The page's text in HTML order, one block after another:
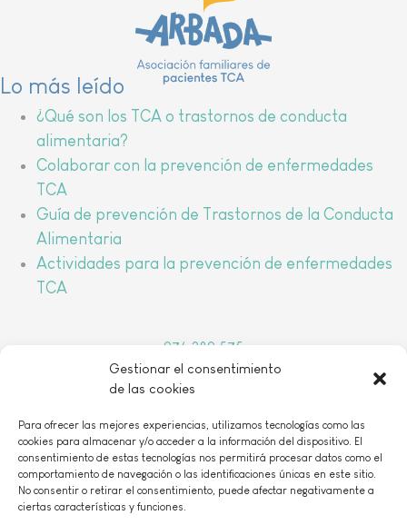
Gestionar el consentimiento
de las cookies
Para ofrecer las mejores experiencias, utilizamos tecnologías como las
cookies para almacenar y/o acceder a la información del dispositivo. El
consentimiento de estas tecnologías nos permitirá procesar datos como el
comportamiento de navegación o las identificaciones únicas en este sitio.
No consentir o retirar el consentimiento, puede afectar negativamente a
ciertas características y funciones.
976 389 575
arbada@arbada.org
C/Coso, 157, 1oB 50001 Zaragoza
Lo más leído
¿Qué son los TCA o trastornos de conducta
alimentaria?
Colaborar con la prevención de enfermedades
TCA
Guía de prevención de Trastornos de la Conducta
Alimentaria
Actividades para la prevención de enfermedades
TCA